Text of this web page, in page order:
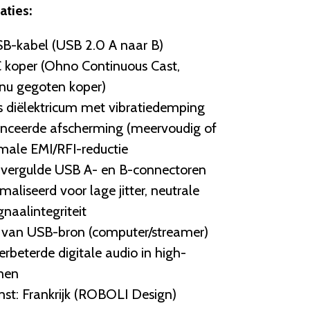
kabel (USB 2.0 A naar B)
koper (Ohno Continuous Cast,
gegoten koper)
diëlektricum met vibratiedemping
afscherming (meervoudig of
EMI/RFI-reductie
USB A- en B-connectoren
voor lage jitter, neutrale
USB-bron (computer/streamer)
digitale audio in high-
Frankrijk (ROBOLI Design)